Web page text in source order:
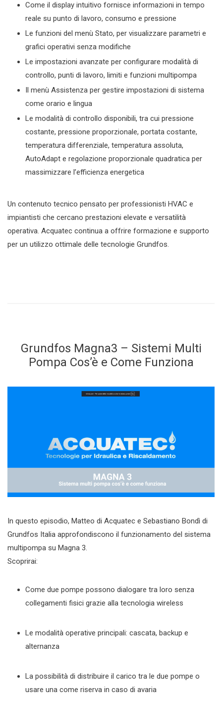
Come il display intuitivo fornisce informazioni in tempo
reale su punto di lavoro, consumo e pressione
Le funzioni del menù Stato, per visualizzare parametri e
grafici operativi senza modifiche
Le impostazioni avanzate per configurare modalità di
controllo, punti di lavoro, limiti e funzioni multipompa
Il menù Assistenza per gestire impostazioni di sistema
come orario e lingua
Le modalità di controllo disponibili, tra cui pressione
costante, pressione proporzionale, portata costante,
temperatura differenziale, temperatura assoluta,
AutoAdapt e regolazione proporzionale quadratica per
massimizzare l’efficienza energetica
Un contenuto tecnico pensato per professionisti HVAC e
impiantisti che cercano prestazioni elevate e versatilità
operativa. Acquatec continua a offrire formazione e supporto
per un utilizzo ottimale delle tecnologie Grundfos.
Grundfos Magna3 – Sistemi Multi
Pompa Cos’è e Come Funziona
In questo episodio, Matteo di Acquatec e Sebastiano Bondì di
Grundfos Italia approfondiscono il funzionamento del sistema
multipompa su Magna 3.
Scoprirai:
Come due pompe possono dialogare tra loro senza
collegamenti fisici grazie alla tecnologia wireless
Le modalità operative principali: cascata, backup e
alternanza
La possibilità di distribuire il carico tra le due pompe o
usare una come riserva in caso di avaria